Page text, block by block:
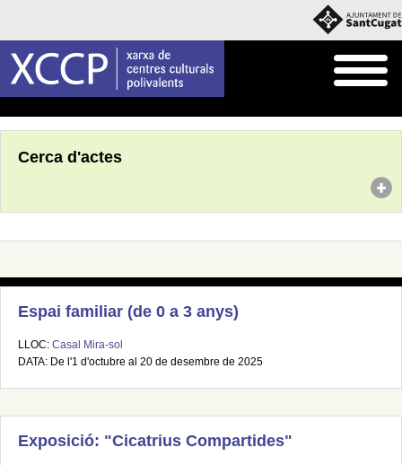
Cerca d'actes
Espai familiar (de 0 a 3 anys)
LLOC: Casal Mira-sol
DATA: De l'1 d'octubre al 20 de desembre de 2025
Exposició: "Cicatrius Compartides"